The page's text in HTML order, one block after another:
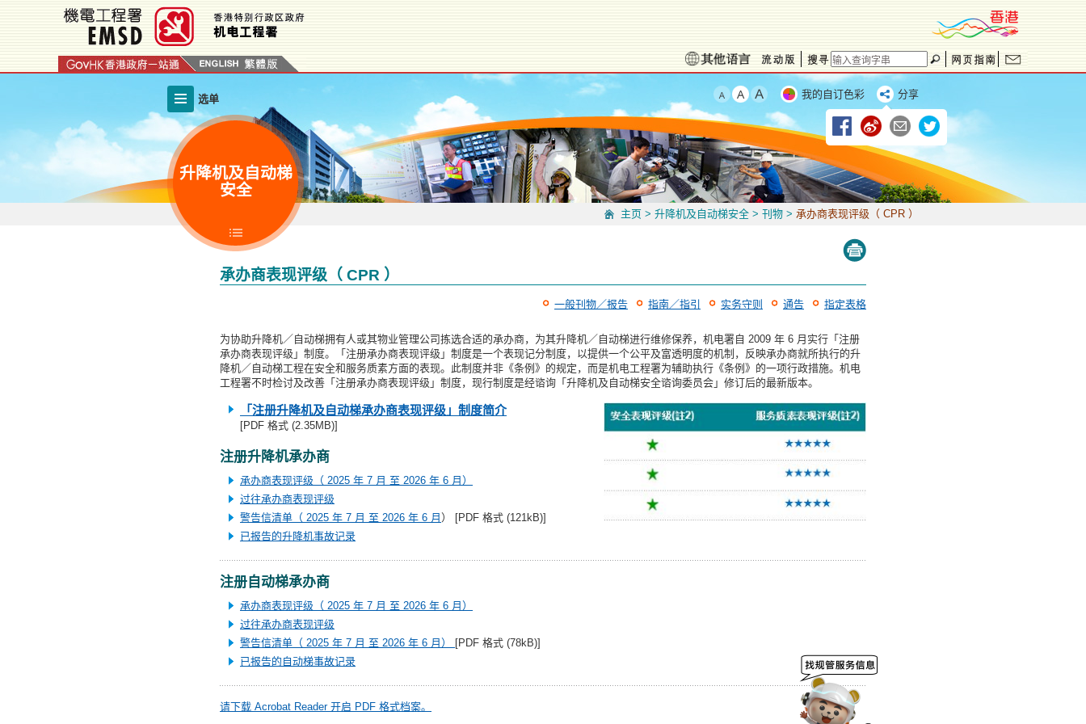
容
选单 我的自订色彩 分享
升降机及自动梯
安全
主页 > 升降机及自动梯安全 > 刊物 > 承办商表现评级（ CPR ）
承办商表现评级（ CPR ）
指定表格
通告
实务守则
指南／指引
一般刊物／报告
为协助升降机／自动梯拥有人或其物业管理公司拣选合适的承办商，为其升降机／自动梯进行维修保养，机电署自 2009 年 6 月实行「注册
承办商表现评级」制度。「注册承办商表现评级」制度是一个表现记分制度，以提供一个公平及富透明度的机制，反映承办商就所执行的升
降机／自动梯工程在安全和服务质素方面的表现。此制度并非《条例》的规定，而是机电工程署为辅助执行《条例》的一项行政措施。机电
工程署不时检讨及改善「注册承办商表现评级」制度，现行制度是经谘询「升降机及自动梯安全谘询委员会」修订后的最新版本。
「注册升降机及自动梯承办商表现评级」制度简介
[PDF 格式 (2.35MB)]
注册升降机承办商
承办商表现评级（ 2025 年 7 月 至 2026 年 6 月）
过往承办商表现评级
警告信清单（ 2025 年 7 月 至 2026 年 6 月 ） [PDF 格式 (121kB)]
已报告的升降机事故记录
注册自动梯承办商
承办商表现评级（ 2025 年 7 月 至 2026 年 6 月）
过往承办商表现评级
警告信清单（ 2025 年 7 月 至 2026 年 6 月）
[PDF 格式 (78kB)]
已报告的自动梯事故记录
请下载 Acrobat Reader 开启 PDF 格式档案。